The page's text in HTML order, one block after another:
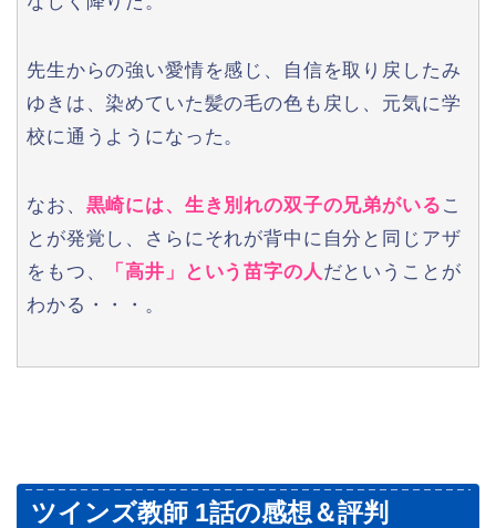
先生からの強い愛情を感じ、自信を取り戻したみ
ゆきは、染めていた髪の毛の色も戻し、元気に学
校に通うようになった。
なお、 黒崎には、生き別れの双子の兄弟がいる こ
とが発覚し、さらにそれが背中に自分と同じアザ
をもつ、
「高井」という苗字の人だということが
わかる・・・。
ツインズ教師 1話の感想＆評判